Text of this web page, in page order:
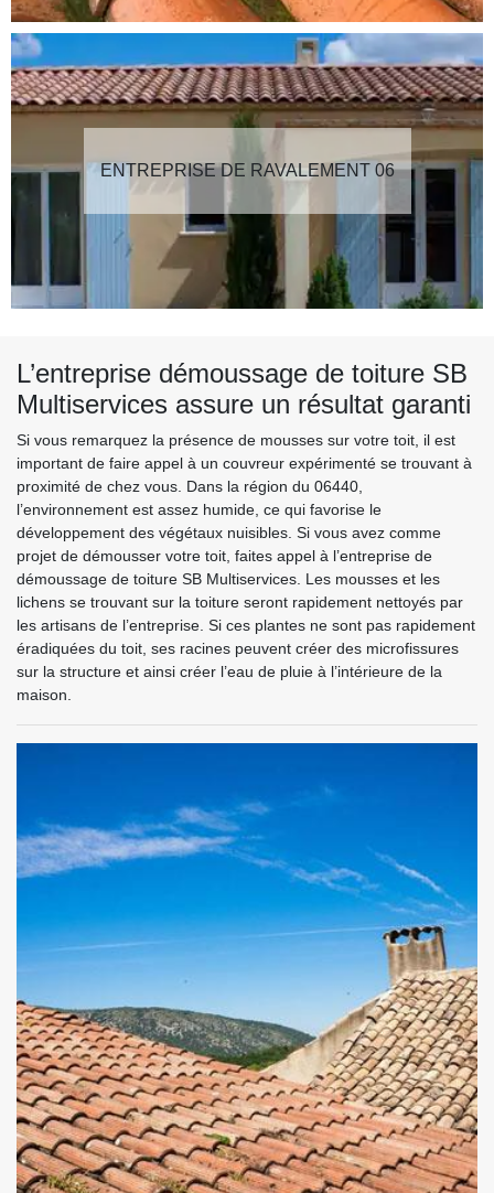
ENTREPRISE DE RAVALEMENT 06
L’entreprise démoussage de toiture SB
Multiservices assure un résultat garanti
Si vous remarquez la présence de mousses sur votre toit, il est
important de faire appel à un couvreur expérimenté se trouvant à
proximité de chez vous. Dans la région du 06440,
l’environnement est assez humide, ce qui favorise le
développement des végétaux nuisibles. Si vous avez comme
projet de démousser votre toit, faites appel à l’entreprise de
démoussage de toiture SB Multiservices. Les mousses et les
lichens se trouvant sur la toiture seront rapidement nettoyés par
les artisans de l’entreprise. Si ces plantes ne sont pas rapidement
éradiquées du toit, ses racines peuvent créer des microfissures
sur la structure et ainsi créer l’eau de pluie à l’intérieure de la
maison.